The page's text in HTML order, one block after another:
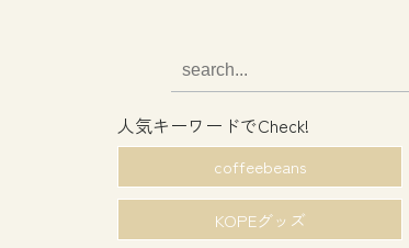
人気キーワードでCheck!
coffeebeans
KOPEグッズ